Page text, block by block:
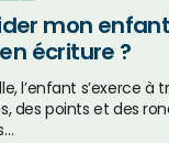
mon
écriture ?
l’enfant s’exerce à
des points et des